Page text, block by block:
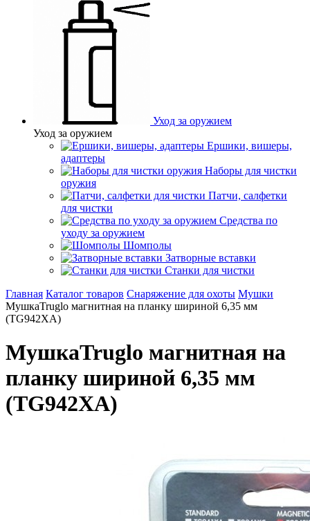
Уход за оружием
Уход за оружием
Ершики, вишеры,
адаптеры
Наборы для чистки
оружия
Патчи, салфетки
для чистки
Средства по
уходу за оружием
Шомполы
Затворные вставки
Станки для чистки
Главная Каталог товаров Снаряжение для охоты Мушки
МушкаTruglo магнитная на планку шириной 6,35 мм
(TG942ХA)
МушкаTruglo магнитная на
планку шириной 6,35 мм
(TG942ХA)